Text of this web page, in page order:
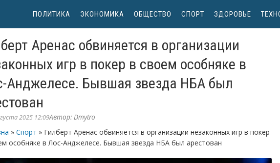
ПОЛИТИКА ЭКОНОМИКА ОБЩЕСТВО СПОРТ ЗДОРОВЬЕ
Аренас обвиняется в организации
игр в покер в своем особняке в
Анджелесе. Бывшая звезда НБА был
2025 12:09Автор:Dmytro
»Спорт » Гилберт Аренас обвиняется в организации незаконных игр в покер
особняке в Лос-Анджелесе. Бывшая звезда НБА был арестован